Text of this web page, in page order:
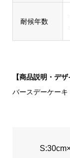
耐候年数
【商品説明・デザ
バースデーケー